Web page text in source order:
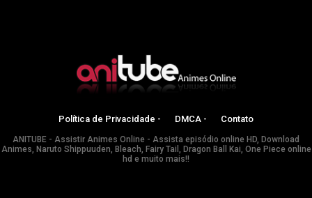
Política de Privacidade - DMCA - Contato
ANITUBE - Assistir Animes Online - Assista episódio online HD, Download
Animes, Naruto Shippuuden, Bleach, Fairy Tail, Dragon Ball Kai, One Piece online
hd e muito mais!!